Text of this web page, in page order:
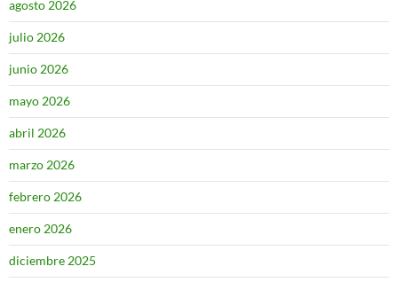
agosto 2026
julio 2026
junio 2026
mayo 2026
abril 2026
marzo 2026
febrero 2026
enero 2026
diciembre 2025